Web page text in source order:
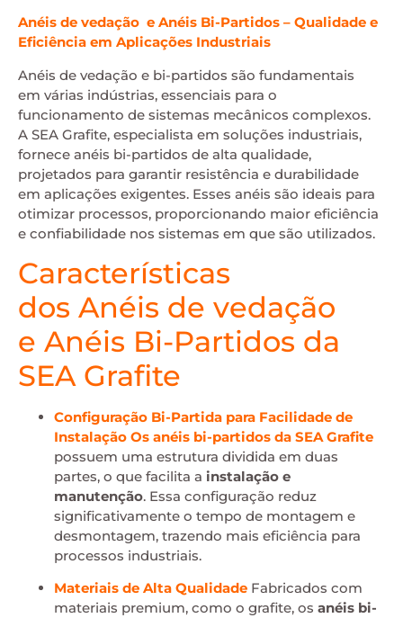
Anéis de vedação e Anéis Bi-Partidos – Qualidade e
Eficiência em Aplicações Industriais
Anéis de vedação e bi-partidos são fundamentais
em várias indústrias, essenciais para o
funcionamento de sistemas mecânicos complexos.
A SEA Grafite, especialista em soluções industriais,
fornece anéis bi-partidos de alta qualidade,
projetados para garantir resistência e durabilidade
em aplicações exigentes. Esses anéis são ideais para
otimizar processos, proporcionando maior eficiência
e confiabilidade nos sistemas em que são utilizados.
Características
dos Anéis de vedação
e Anéis Bi-Partidos da
SEA Grafite
Configuração Bi-Partida para Facilidade de
Instalação Os anéis bi-partidos da SEA Grafite
possuem uma estrutura dividida em duas
partes, o que facilita a instalação e
manutenção. Essa configuração reduz
significativamente o tempo de montagem e
desmontagem, trazendo mais eficiência para
processos industriais.
Materiais de Alta Qualidade Fabricados com
materiais premium, como o grafite, os anéis bi-